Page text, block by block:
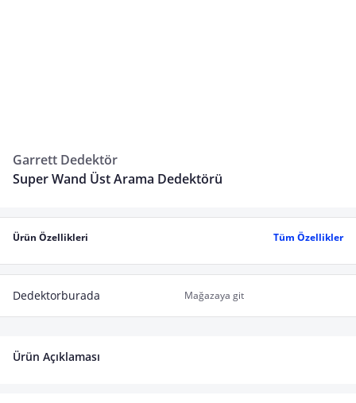
Garrett Dedektör
Super Wand Üst Arama Dedektörü
Ürün Özellikleri Tüm Özellikler
Dedektorburada Mağazaya git
Ürün Açıklaması